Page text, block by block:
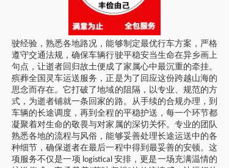
驶经验，熟悉各地路况，能够制定最优行车方案，严格
遵守交通法规，确保车辆行驶平稳安当生命在异乡画上
句点，让逝者回归故土便成了家属心中最沉重的牵挂。
殡葬全国灵车运送服务，正是为了回应这份跨越山海的
思念而存在。它打破了地域的阻隔，以专业、规范的方
式，为逝者铺就一条回家的路。从手续的合规办理，到
车辆的长途调度，再到全程的平稳护送，每一个环节都
凝聚着对生命的敬畏与对家属的深切关怀。专业的团队
熟悉各地的流程与风俗，能够妥善处理长途运送中的各
种细节，确保逝者在最后一程中得到最妥善的安顿。这
项服务不仅是一项 logistical 安排，更是一场充满温情的